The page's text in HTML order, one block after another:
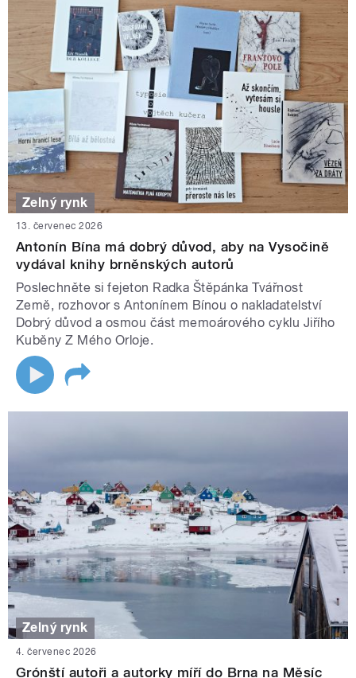
Zelný rynk
13. červenec 2026
Antonín Bína má dobrý důvod, aby na Vysočině
vydával knihy brněnských autorů
Poslechněte si fejeton Radka Štěpánka Tvářnost
Země, rozhovor s Antonínem Bínou o nakladatelství
Dobrý důvod a osmou část memoárového cyklu Jiřího
Kuběny Z Mého Orloje.
Zelný rynk
4. červenec 2026
Grónští autoři a autorky míří do Brna na Měsíc